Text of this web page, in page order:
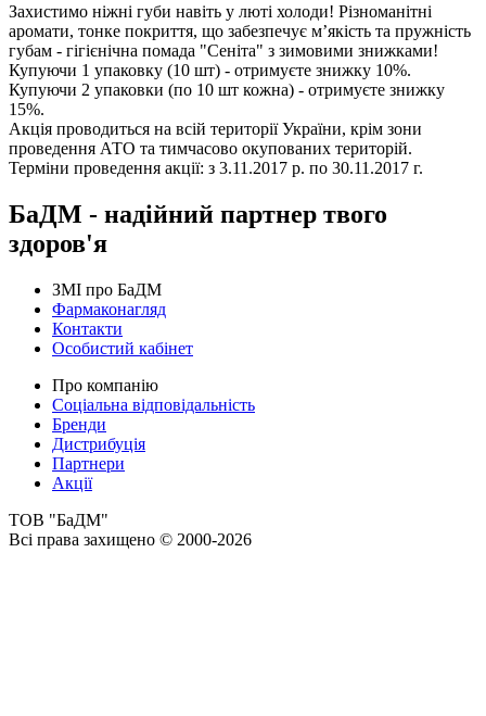
Захистимо ніжні губи навіть у люті холоди! Різноманітні
аромати, тонке покриття, що забезпечує м’якість та пружність
губам - гігієнічна помада "Сеніта" з зимовими знижками!
Купуючи 1 упаковку (10 шт) - отримуєте знижку 10%.
Купуючи 2 упаковки (по 10 шт кожна) - отримуєте знижку
15%.
Акція проводиться на всій території України, крім зони
проведення АТО та тимчасово окупованих територій.
Терміни проведення акції: з 3.11.2017 р. по 30.11.2017 г.
БаДМ - надійний партнер твого
здоров'я
ЗМІ про БаДМ
Фармаконагляд
Контакти
Особистий кабінет
Про компанію
Соціальна відповідальність
Бренди
Дистрибуція
Партнери
Акції
ТОВ "БаДМ"
Всі права захищено © 2000-2026